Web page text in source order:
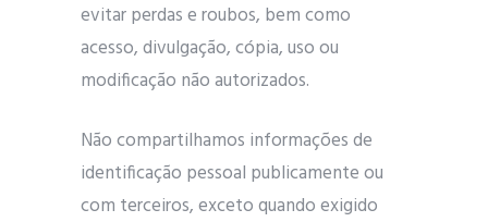
evitar perdas e roubos, bem como
acesso, divulgação, cópia, uso ou
modificação não autorizados.
Não compartilhamos informações de
identificação pessoal publicamente ou
com terceiros, exceto quando exigido